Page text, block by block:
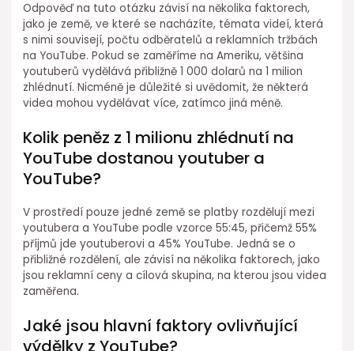
Odpověď na tuto otázku závisí na několika faktorech,
jako je země, ve které se nacházíte, témata videí, která
s nimi souvisejí, počtu odběratelů a reklamních tržbách
na YouTube. Pokud se zaměříme na Ameriku, většina
youtuberů vydělává přibližně 1 000 dolarů na 1 milion
zhlédnutí. Nicméně je důležité si uvědomit, že některá
videa mohou vydělávat více, zatímco jiná méně.
Kolik peněz z 1 milionu zhlédnutí na
YouTube dostanou youtuber a
YouTube?
V prostředí pouze jedné země se platby rozdělují mezi
youtubera a YouTube podle vzorce 55:45, přičemž 55%
příjmů jde youtuberovi a 45% YouTube. Jedná se o
přibližné rozdělení, ale závisí na několika faktorech, jako
jsou reklamní ceny a cílová skupina, na kterou jsou videa
zaměřena.
Jaké jsou hlavní faktory ovlivňující
výdělky z YouTube?